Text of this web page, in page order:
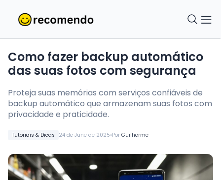
Tutoriais & Dicas 24 de June de 2025•Por Guilherme
Como fazer backup automático
das suas fotos com segurança
Proteja suas memórias com serviços confiáveis de
backup automático que armazenam suas fotos com
privacidade e praticidade.